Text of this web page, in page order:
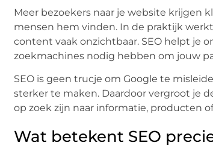
Meer bezoekers naar je website krijgen
mensen hem vinden. In de praktijk
content vaak onzichtbaar. SEO helpt je
zoekmachines nodig hebben om jouw
SEO is geen trucje om Google te
sterker te maken. Daardoor vergroot je
op zoek zijn naar informatie, producten
Wat betekent SEO